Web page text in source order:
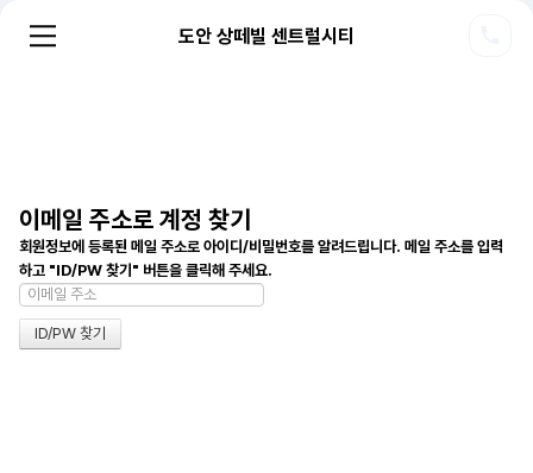
도안 상떼빌 센트럴시티
이메일 주소로 계정 찾기
회원정보에 등록된 메일 주소로 아이디/비밀번호를 알려드립니다. 메일 주소를 입력
하고 "ID/PW 찾기" 버튼을 클릭해 주세요.